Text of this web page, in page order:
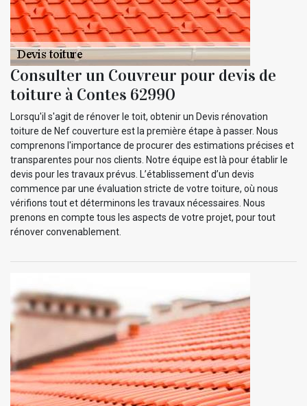
Consulter un Couvreur pour devis de
toiture à Contes 62990
Lorsqu'il s'agit de rénover le toit, obtenir un Devis rénovation
toiture de Nef couverture est la première étape à passer. Nous
comprenons l'importance de procurer des estimations précises et
transparentes pour nos clients. Notre équipe est là pour établir le
devis pour les travaux prévus. L’établissement d’un devis
commence par une évaluation stricte de votre toiture, où nous
vérifions tout et déterminons les travaux nécessaires. Nous
prenons en compte tous les aspects de votre projet, pour tout
rénover convenablement.